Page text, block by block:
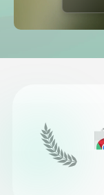
Avatar Video
Inne